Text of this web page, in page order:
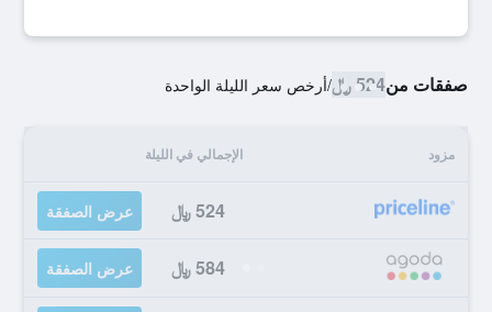
صفقات من524 ﷼ /أرخص سعر الليلة الواحدة
مزود الإجمالي في الليلة
524 ﷼ عرض الصفقة
584 ﷼ عرض الصفقة